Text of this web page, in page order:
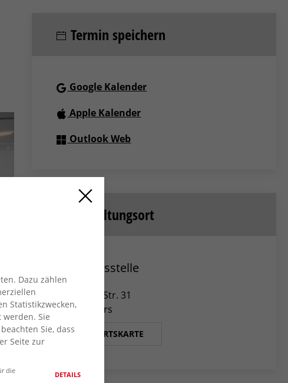
Termin speichern
Google Kalender
Apple Kalender
Outlook Web
Veranstaltungsort
Geschäftsstelle
Uerdinger Str. 31
47441 Moers
ANFAHRTSKARTE
Dazu zählen
Statistikzwecken,
Sie
Sie, dass
Seite zur
die
DETAILS